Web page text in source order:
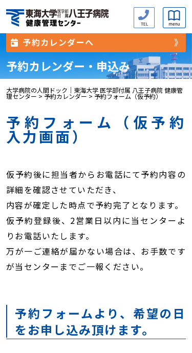
予約カレンダー・申込み
大学病院の人間ドック｜東海大学 医学部付属 八王子病院 健康管
理センター>予約カレンダー> 予約フォーム（仮予約）
予約フォーム（仮予約
入力画面）
仮予約後に担当者からお電話にて予約内容の
詳細を確認させていただき、
内容が確定した時点で予約完了となります。
仮予約登録後、2営業日以内に当センターよ
りお電話いたします。
万が一ご連絡が届かない場合は、お手数です
が当センターまでご一報ください。
予約フォームより、希望の日
をお申し込み頂けます。